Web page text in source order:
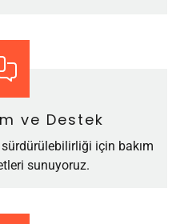
ve Destek
için bakım
sunuyoruz.